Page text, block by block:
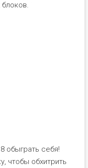
обыграть себя!
чтобы обхитрить